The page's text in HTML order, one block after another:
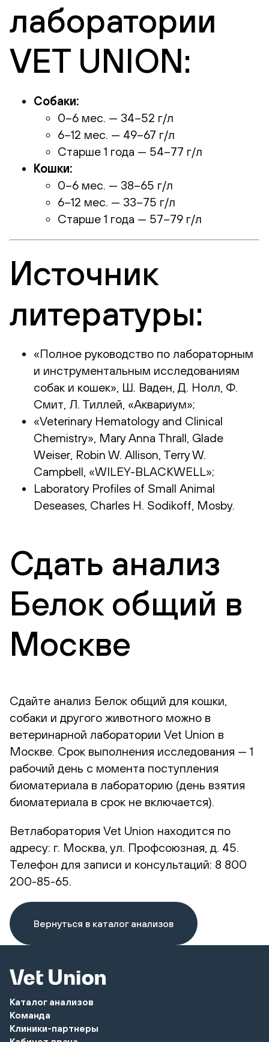
лаборатории
VET UNION:
Собаки:
0–6 мес. — 34–52 г/л
6–12 мес. — 49–67 г/л
Старше 1 года — 54–77 г/л
Кошки:
0–6 мес. — 38–65 г/л
6–12 мес. — 33–75 г/л
Старше 1 года — 57–79 г/л
Источник
литературы:
«Полное руководство по лабораторным
и инструментальным исследованиям
собак и кошек», Ш. Ваден, Д. Нолл, Ф.
Смит, Л. Тиллей, «Аквариум»;
«Veterinary Hematology and Clinical
Chemistry», Mary Anna Thrall, Glade
Weiser, Robin W. Allison, Terry W.
Campbell, «WILEY-BLACKWELL»;
Laboratory Profiles of Small Animal
Deseases, Charles H. Sodikoff, Mosby.
Сдать анализ
Белок общий в
Москве
Сдайте анализ Белок общий для кошки,
собаки и другого животного можно в
ветеринарной лаборатории Vet Union в
Москве. Срок выполнения исследования — 1
рабочий день с момента поступления
биоматериала в лабораторию (день взятия
биоматериала в срок не включается).
Ветлаборатория Vet Union находится по
адресу: г. Москва, ул. Профсоюзная, д. 45.
Телефон для записи и консультаций: 8 800
200-85-65.
Вернуться в каталог анализов
Каталог анализов
Команда
Клиники-партнеры